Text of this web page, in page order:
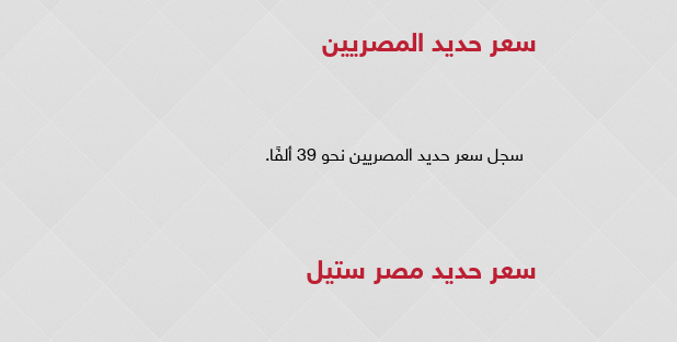
سعر حدید المصریین
سجل سعر حديد المصريين نحو 39 ألفًا.
سعر حدید مصر ستیل